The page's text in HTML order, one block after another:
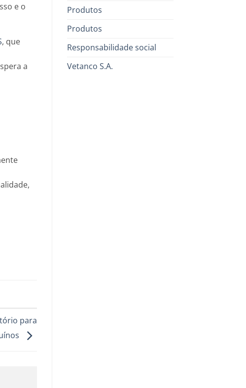
e o
, que
a
para
Produtos
Produtos
Responsabilidade social
Vetanco S.A.